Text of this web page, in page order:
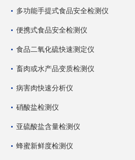
多功能手提式食品安全检测仪
便携式食品安全检测仪
食品二氧化硫快速测定仪
畜肉或水产品变质检测仪
病害肉快速分析仪
硝酸盐检测仪
亚硫酸盐含量检测仪
蜂蜜新鲜度检测仪